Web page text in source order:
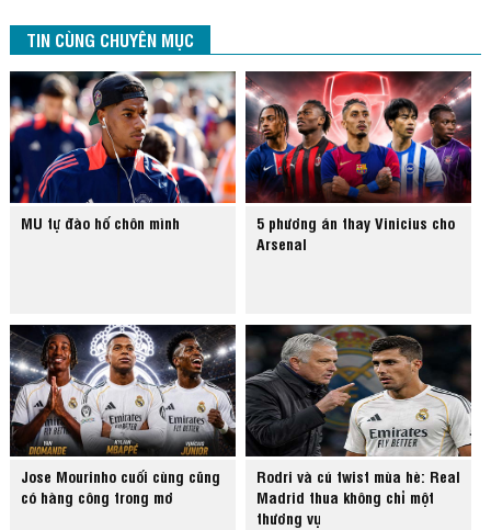
TIN CÙNG CHUYÊN MỤC
MU tự đào hố chôn mình
5 phương án thay Vinicius cho
Arsenal
Jose Mourinho cuối cùng cũng
có hàng công trong mơ
Rodri và cú twist mùa hè: Real
Madrid thua không chỉ một
thương vụ